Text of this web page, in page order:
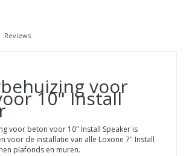
Reviews
voor
10" Install
voor beton voor 10" Install Speaker is
voor de installatie van alle Loxone 7" Install
plafonds en muren.